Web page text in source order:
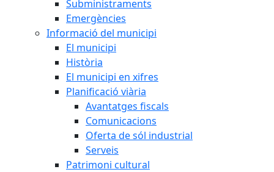
Subministraments
Emergències
Informació del municipi
El municipi
Història
El municipi en xifres
Planificació viària
Avantatges fiscals
Comunicacions
Oferta de sól industrial
Serveis
Patrimoni cultural